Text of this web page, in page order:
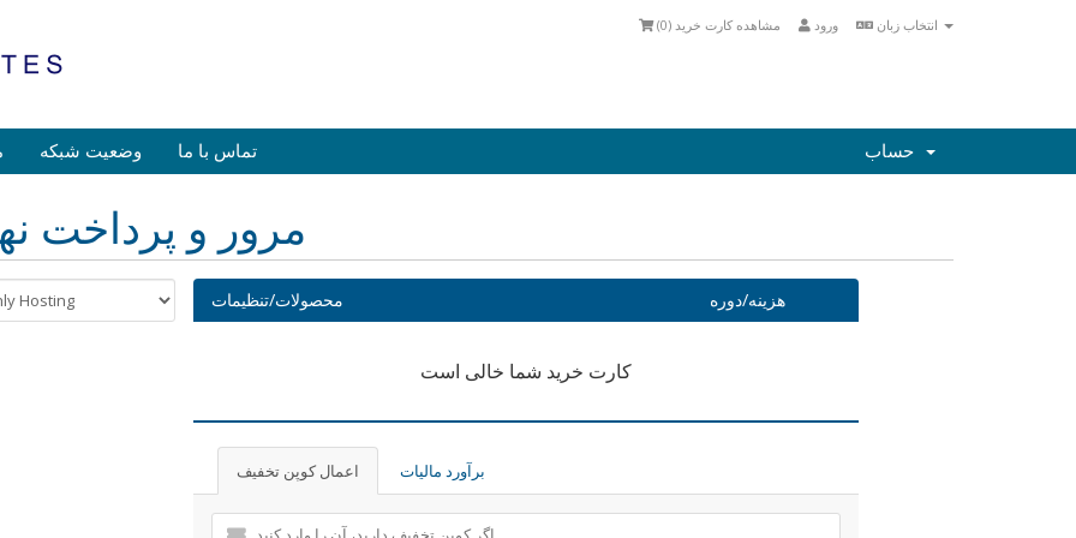
ورود مشاهده کارت خرید (0
)
وضعیت شبکه تماس با ما
مرور و پرداخت
محصولات/تنظیمات هزینه/دوره
کارت خرید شما خالی است
اعمال کوپن تخفیف برآورد مالیات